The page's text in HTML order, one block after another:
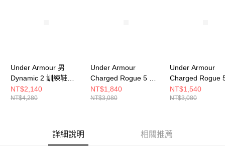
Under Armour 男
Dynamic 2 訓練鞋
3028076-002
NT$2,140
NT$4,280
Under Armour
Charged Rogue 5 女
跑步鞋 3028262-535
NT$1,840
NT$3,080
Under Armour
Charged Rogue
跑步鞋
NT$1,540
NT$3,080
詳細說明 相關推薦